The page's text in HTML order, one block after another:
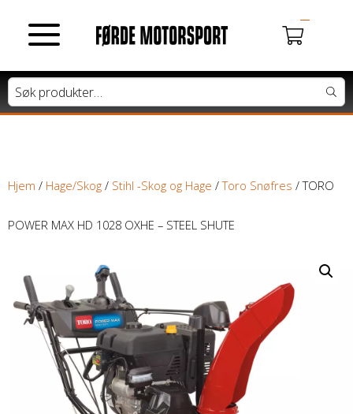
MOTORSYKLER
Lett motorsykkel
Moped / Scooter
Cross / Junior
ATV / SNØSCOOTER
Honda ATV
Kawasaki ATV/UTV
Hjem / Hage/Skog / Stihl -Skog og Hage /Toro Snøfres / TORO
POWER MAX HD 1028 OXHE – STEEL SHUTE